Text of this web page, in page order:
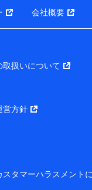
データは、こちら の利
ドコモ・フィナン
おり個人データを
る利用データの項目】
社NTTドコモ・フィナ
トサービスのご利用
会社概要
扱いについて
営方針
タマーハラスメント